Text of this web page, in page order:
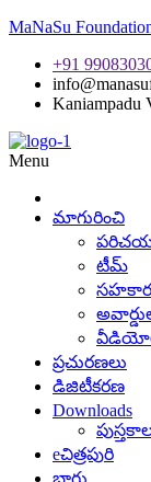
MaNaSu
+91
Kaniampadu
Menu
మాగురించి
టీమ్
ప్రచురణలు
డిజిటీకరణ
Downloads
eచిత్రపురి
బ్లాగు